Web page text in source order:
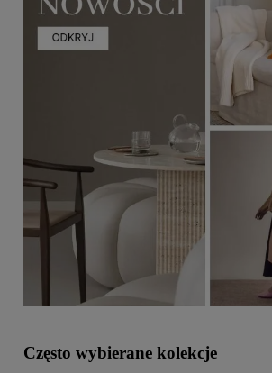
Często wybierane kolekcje